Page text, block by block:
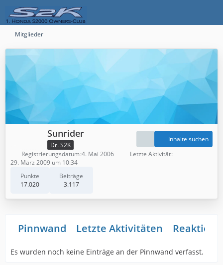
Mitglieder
Sunrider
Dr. S2K
Punkte
17.020
Beiträge
3.117
Inhalte suchen
Registrierungsdatum 4. Mai 2006
Letzte Aktivität
29. März 2009 um 10:34
Pinnwand Letzte Aktivitäten
Es wurden noch keine Einträge an der Pinnwand verfasst.